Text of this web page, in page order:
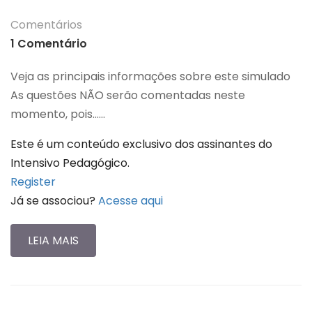
Comentários
1 Comentário
Veja as principais informações sobre este simulado
As questões NÃO serão comentadas neste
momento, pois…...
Este é um conteúdo exclusivo dos assinantes do
Intensivo Pedagógico.
Register
Já se associou? Acesse aqui
LEIA MAIS